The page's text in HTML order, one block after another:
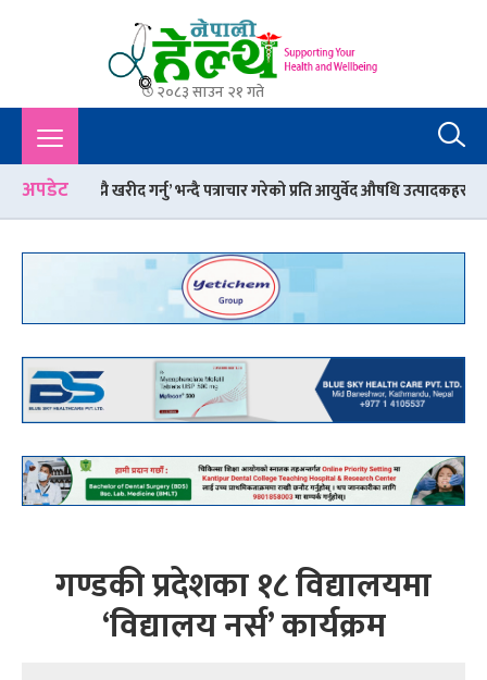
Nepali Health
A Complete Health News Portal From Nepal : Article, Tips,
Sex, Beauty, Policy, Interview, International Health, Nepal
Health,
२०८३ साउन २१ गते
अपडेट
भन्दै पत्राचार गरेको प्रति आयुर्वेद औषधि उत्पादकहरुको आपत्ति चार
गण्डकी प्रदेशका १८ विद्यालयमा
‘विद्यालय नर्स’ कार्यक्रम